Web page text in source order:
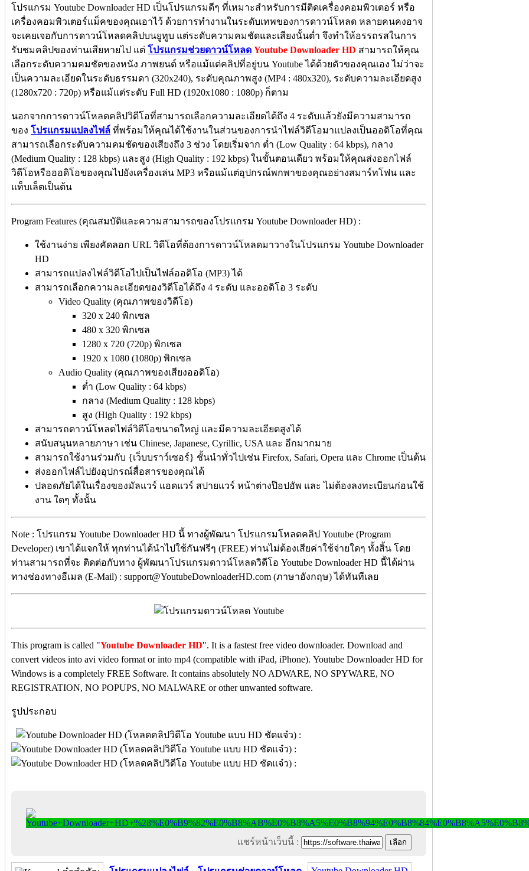
โปรแกรม Youtube Downloader HD เป็นโปรแกรมดีๆ ที่เหมาะสำหรับการมีติดเครื่องคอมพิวเตอร์ หรือ
เครื่องคอมพิวเตอร์แม็คของคุณเอาไว้ ด้วยการทำงานในระดับเทพของการดาวน์โหลด หลายคนคงอาจ
จะเคยเจอกับการดาวน์โหลดคลิปบนยูทูบ แต่ระดับความคมชัดและเสียงนั้นต่ำ จึงทำให้อรรถรสในการ
รับชมคลิปของท่านเสียหายไป แต่ โปรแกรมช่วยดาวน์โหลด Youtube Downloader HD สามารถให้คุณ
เลือกระดับความคมชัดของหนัง ภาพยนต์ หรือแม้แต่คลิปที่อยู่บน Youtube ได้ด้วยตัวของคุณเอง ไม่ว่าจะ
เป็นความละเอียดในระดับธรรมดา (320x240), ระดับคุณภาพสูง (MP4 : 480x320), ระดับความละเอียดสูง
(1280x720 : 720p) หรือแม้แต่ระดับ Full HD (1920x1080 : 1080p) ก็ตาม
นอกจากการดาวน์โหลดคลิปวิดีโอที่สามารถเลือกความละเอียดได้ถึง 4 ระดับแล้วยังมีความสามารถ
ของ โปรแกรมแปลงไฟล์ ที่พร้อมให้คุณได้ใช้งานในส่วนของการนำไฟล์วิดีโอมาแปลงเป็นออดิโอที่คุณ
สามารถเลือกระดับความคมชัดของเสียงถึง 3 ช่วง โดยเริ่มจาก ต่ำ (Low Quality : 64 kbps), กลาง
(Medium Quality : 128 kbps) และสูง (High Quality : 192 kbps) ในขั้นตอนเดียว พร้อมให้คุณส่งออกไฟล์
วิดีโอหรือออดิโอของคุณไปยังเครื่องเล่น MP3 หรือแม้แต่อุปกรณ์พกพาของคุณอย่างสมาร์ทโฟน และ
แท็บเล็ตเป็นต้น
Program Features (คุณสมบัติและความสามารถของโปรแกรม Youtube Downloader HD) :
ใช้งานง่าย เพียงคัดลอก URL วิดีโอที่ต้องการดาวน์โหลดมาวางในโปรแกรม Youtube Downloader
HD
สามารถแปลงไฟล์วิดีโอไปเป็นไฟล์ออดิโอ (MP3) ได้
สามารถเลือกความละเอียดของวิดีโอได้ถึง 4 ระดับ และออดิโอ 3 ระดับ
Video Quality (คุณภาพของวิดีโอ)
320 x 240 พิกเซล
480 x 320 พิกเซล
1280 x 720 (720p) พิกเซล
1920 x 1080 (1080p) พิกเซล
Audio Quality (คุณภาพของเสียงออดิโอ)
ต่ำ (Low Quality : 64 kbps)
กลาง (Medium Quality : 128 kbps)
สูง (High Quality : 192 kbps)
สามารถดาวน์โหลดไฟล์วิดีโอขนาดใหญ่ และมีความละเอียดสูงได้
สนับสนุนหลายภาษา เช่น Chinese, Japanese, Cyrillic, USA และ อีกมากมาย
สามารถใช้งานร่วมกับ {เว็บบราว์เซอร์} ชั้นนำทั่วไปเช่น Firefox, Safari, Opera และ Chrome เป็นต้น
ส่งออกไฟล์ไปยังอุปกรณ์สื่อสารของคุณได้
ปลอดภัยได้ในเรื่องของมัลแวร์ แอดแวร์ สปายแวร์ หน้าต่างป๊อปอัพ และ ไม่ต้องลงทะเบียนก่อนใช้
งาน ใดๆ ทั้งนั้น
Note : โปรแกรม Youtube Downloader HD นี้ ทางผู้พัฒนา โปรแกรมโหลดคลิป Youtube (Program
Developer) เขาได้แจกให้ ทุกท่านได้นำไปใช้กันฟรีๆ (FREE) ท่านไม่ต้องเสียค่าใช้จ่ายใดๆ ทั้งสิ้น โดย
ท่านสามารถที่จะ ติดต่อกับทาง ผู้พัฒนาโปรแกรมดาวน์โหลดวิดีโอ Youtube Downloader HD นี้ได้ผ่าน
ทางช่องทางอีเมล (E-Mail) : support@YoutubeDownloaderHD.com (ภาษาอังกฤษ) ได้ทันทีเลย
This program is called "Youtube Downloader HD". It is a fastest free video downloader. Download and
convert videos into avi video format or into mp4 (compatible with iPad, iPhone). Youtube Downloader HD for
Windows is a completely FREE Software. It contains absolutely NO ADWARE, NO SPYWARE, NO
REGISTRATION, NO POPUPS, NO MALWARE or other unwanted software.
รูปประกอบ
แชร์หน้าเว็บนี้ :